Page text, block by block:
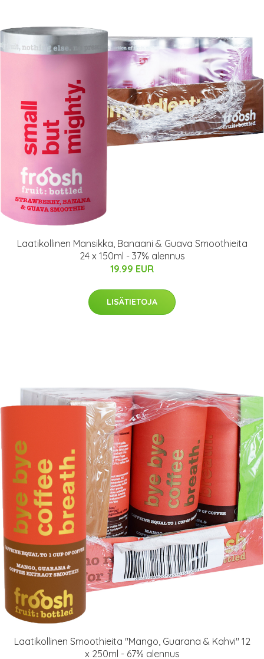
Laatikollinen Mansikka, Banaani & Guava Smoothieita
24 x 150ml - 37% alennus
19.99 EUR
LISÄTIETOJA
Laatikollinen Smoothieita "Mango, Guarana & Kahvi" 12
x 250ml - 67% alennus